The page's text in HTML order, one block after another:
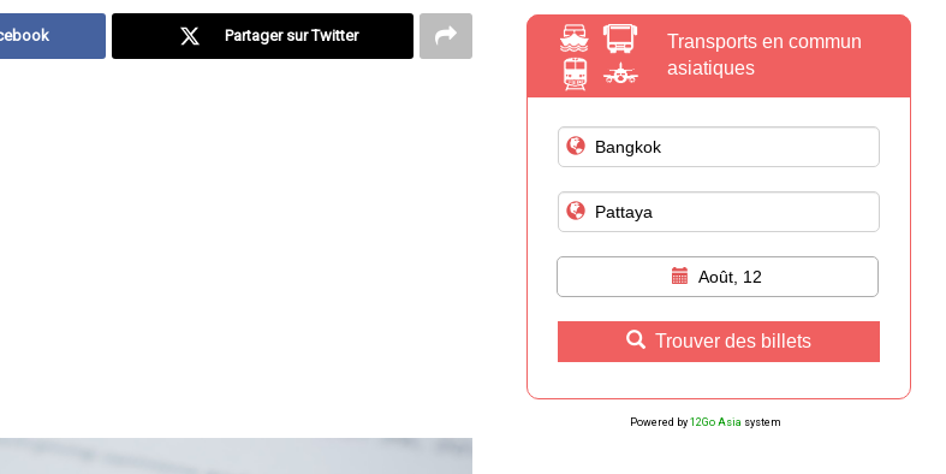
Partager sur Twitter
Transports en commun
asiatiques
Août, 12
Trouver des billets
Powered by 12Go Asia system